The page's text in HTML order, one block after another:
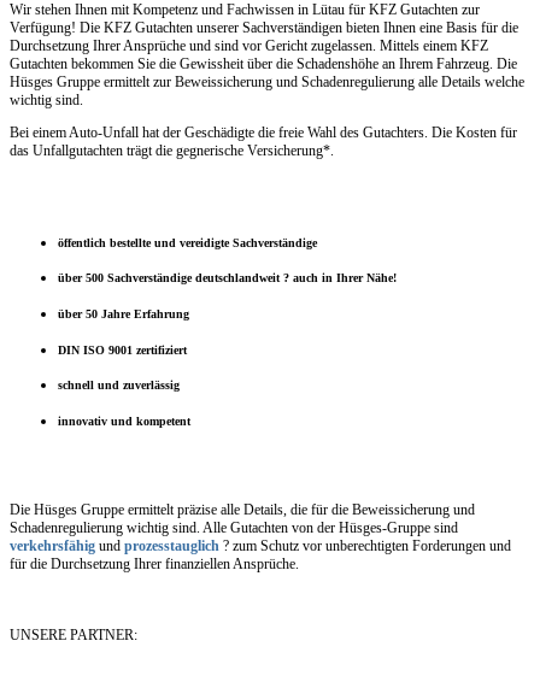
Wir stehen Ihnen mit Kompetenz und Fachwissen in Lütau für KFZ Gutachten zur
Verfügung! Die KFZ Gutachten unserer Sachverständigen bieten Ihnen eine Basis für die
Durchsetzung Ihrer Ansprüche und sind vor Gericht zugelassen. Mittels einem KFZ
Gutachten bekommen Sie die Gewissheit über die Schadenshöhe an Ihrem Fahrzeug. Die
Hüsges Gruppe ermittelt zur Beweissicherung und Schadenregulierung alle Details welche
wichtig sind.
Bei einem Auto-Unfall hat der Geschädigte die freie Wahl des Gutachters. Die Kosten für
das Unfallgutachten trägt die gegnerische Versicherung*.
öffentlich bestellte und vereidigte Sachverständige
über 500 Sachverständige deutschlandweit ? auch in Ihrer Nähe!
über 50 Jahre Erfahrung
DIN ISO 9001 zertifiziert
schnell und zuverlässig
innovativ und kompetent
Die Hüsges Gruppe ermittelt präzise alle Details, die für die Beweissicherung und
Schadenregulierung wichtig sind. Alle Gutachten von der Hüsges-Gruppe sind
verkehrsfähig und prozesstauglich ? zum Schutz vor unberechtigten Forderungen und
für die Durchsetzung Ihrer finanziellen Ansprüche.
UNSERE PARTNER: